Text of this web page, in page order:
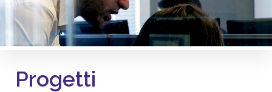
CHI SIAMO
SVILUPPO E SERVIZI
CLIENTI
Progetti